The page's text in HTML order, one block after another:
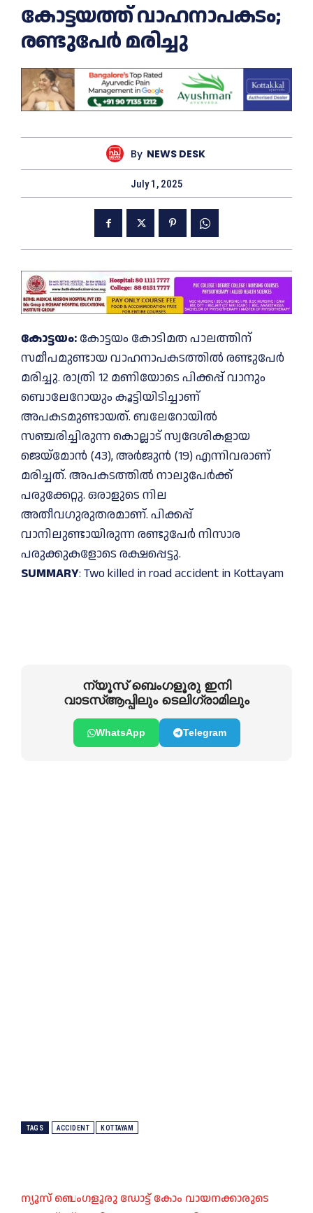
കോട്ടയത്ത് വാഹനാപകടം;
രണ്ടുപേര്‍ മരിച്ചു
By NEWS DESK
July 1, 2025
കോട്ടയം: കോട്ടയം കോടിമത പാലത്തിന്
സമീപമുണ്ടായ വാഹനാപകടത്തില്‍ രണ്ടുപേര്‍
മരിച്ചു. രാത്രി 12 മണിയോടെ പിക്കപ്പ് വാനും
ബൊലേറോയും കൂട്ടിയിടിച്ചാണ്
അപകടമുണ്ടായത്. ബലേറോയില്‍
സഞ്ചരിച്ചിരുന്ന കൊല്ലാട് സ്വദേശികളായ
ജെയ്‌മോന്‍ (43), അര്‍ജുന്‍ (19) എന്നിവരാണ്
മരിച്ചത്. അപകടത്തില്‍ നാലുപേര്‍ക്ക്
പരുക്കേറ്റു. ഒരാളുടെ നില
അതീവഗുരുതരമാണ്. പിക്കപ്പ്
വാനിലുണ്ടായിരുന്ന രണ്ടുപേര്‍ നിസാര
പരുക്കുകളോടെ രക്ഷപ്പെട്ടു.
SUMMARY: Two killed in road accident in Kottayam
ന്യൂസ് ബെംഗളൂരു ഇനി
വാടസ്ആപ്പിലും ടെലിഗ്രാമിലും
WhatsApp Telegram
TAGS ACCIDENT KOTTAYAM
ന്യൂസ് ബെംഗളൂരു ഡോട്ട് കോം വായനക്കാരുടെ